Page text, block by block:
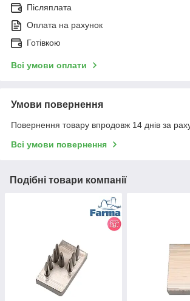
Післяплата
Оплата на рахунок
Готівкою
Всі умови оплати
Умови повернення
Повернення товару впродовж 14 днів за
Всі умови повернення
Подібні товари компанії